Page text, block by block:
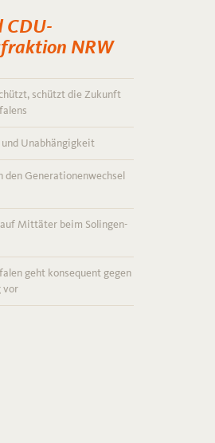
CDU-
NRW
schützt die Zukunft
Unabhängigkeit
Generationenwechsel
Mittäter beim Solingen-
geht konsequent gegen
vor